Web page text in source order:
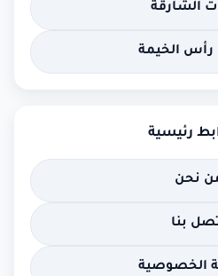
الشارقة
رأس الخيمة
رئيسية
نحن
بنا
الخصوصية